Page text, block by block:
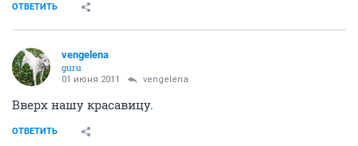
ОТВЕТИТЬ
vengelena
guru
01 июня 2011 vengelena
Вверх нашу красавицу.
ОТВЕТИТЬ